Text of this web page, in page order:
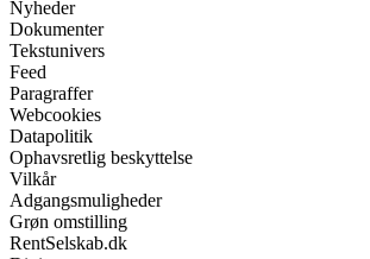
Nyheder
Dokumenter
Tekstunivers
Feed
Paragraffer
Webcookies
Datapolitik
Ophavsretlig beskyttelse
Vilkår
Adgangsmuligheder
Grøn omstilling
RentSelskab.dk